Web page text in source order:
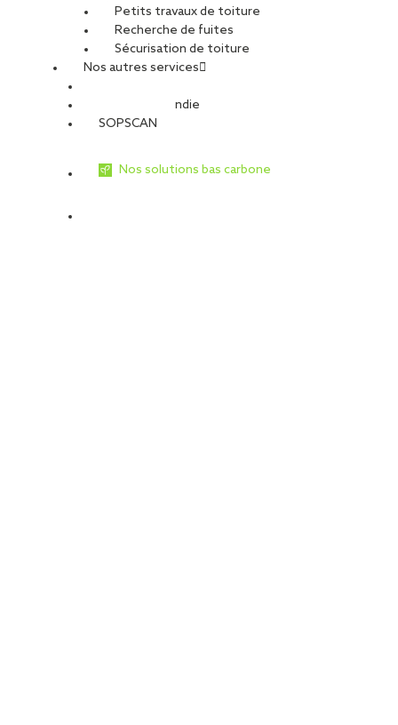
Petits travaux de toiture
Recherche de fuites
Sécurisation de toiture
Nos autres services
Sécurité Incendie
SOPSCAN
Nos solutions bas carbone